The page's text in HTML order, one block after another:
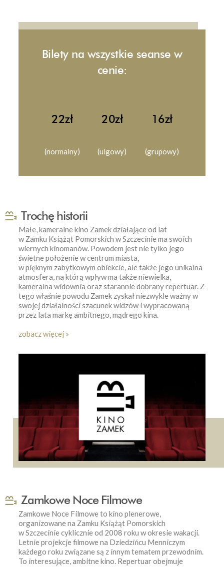
Bilety na wszystkie seanse w
cenie:
22zł
(normalny)
20zł
(ulgowy)
16zł
(grupowy)
Trochę historii
Małe, kameralne kino Zamek działające od lat
w Zamku Książąt Pomorskich w Szczecinie ma swoich
wiernych kinomanów. Powodem jest nie tylko jego
świetne położenie w centrum miasta,
w pięknym zabytkowym obiekcie, ale także jego unikalna
atmosfera, na którą wpływ ma także niewielka,
kameralna widownia oraz starannie dobrany repertuar. Z
tego właśnie powodu Zamek zyskał niezwykle ważny w
swojej działalności szacunek widzów i wypracowaną
przez lata markę ambitnego, mądrego kina.
zobacz więcej »
Zamkowe Noce Filmowe
Zamkowe Noce Filmowe to kino plenerowe,
organizowane na Zamku Książąt Pomorskich
w Szczecinie cyklicznie od 2008 roku w okresie wakacji.
Letnie projekcje filmowe na Dziedzińcu Menniczym
każdego roku związane są z innym tematem przewodnim.
To interesujące, ambitne kino. Repertuar obejmuje